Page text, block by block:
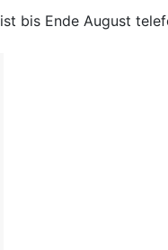
ist bis Ende August